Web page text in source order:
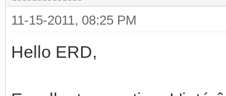
11-15-2011, 08:25 PM
Hello ERD,